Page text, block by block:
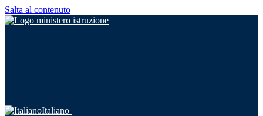
Salta al contenuto
Italiano